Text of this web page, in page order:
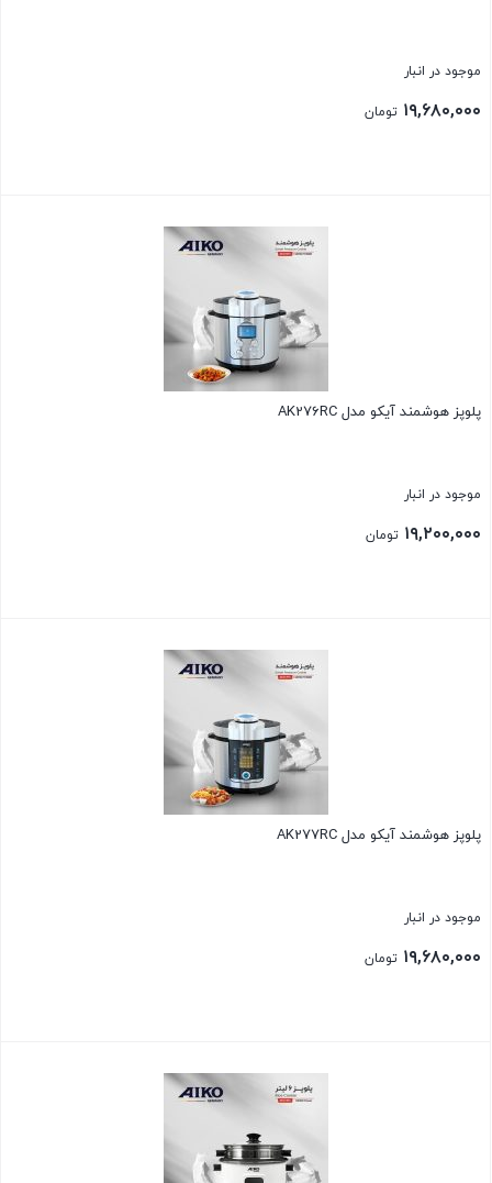
موجود در انبار
۱۹,۶۸۰,۰۰۰ تومان
پلوپز هوشمند آیکو مدل AK276RC
موجود در انبار
۱۹,۲۰۰,۰۰۰ تومان
پلوپز هوشمند آیکو مدل AK277RC
موجود در انبار
۱۹,۶۸۰,۰۰۰ تومان